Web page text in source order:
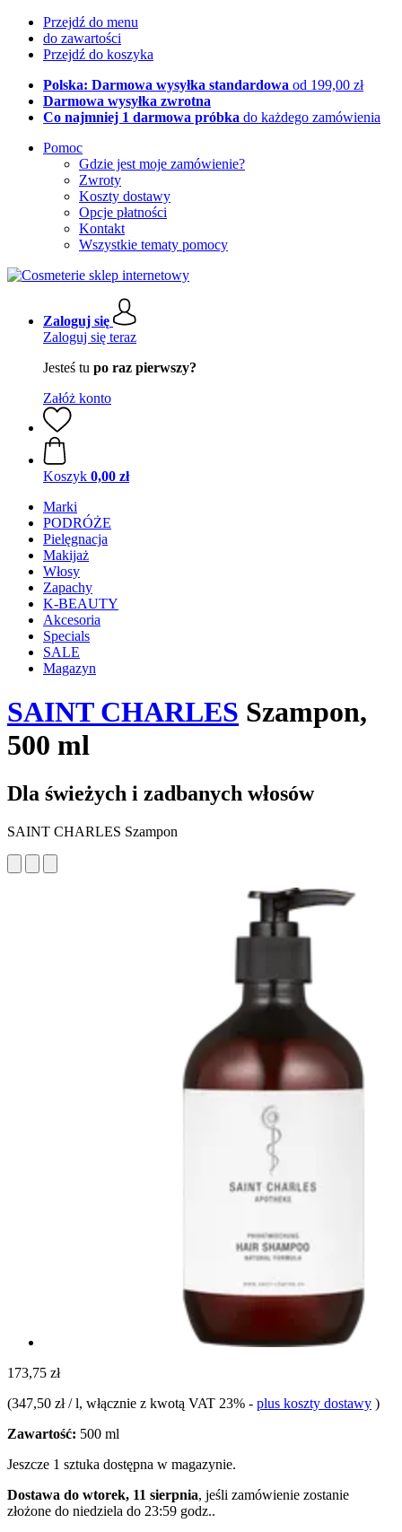
Przejdź do menu
do zawartości
Przejdź do koszyka
Polska: Darmowa wysyłka standardowa od 199,00 zł
Darmowa wysyłka zwrotna
Co najmniej 1 darmowa próbka do każdego zamówienia
Pomoc
Gdzie jest moje zamówienie?
Zwroty
Koszty dostawy
Opcje płatności
Kontakt
Wszystkie tematy pomocy
Zaloguj się
Zaloguj się teraz
Jesteś tu po raz pierwszy?
Załóż konto
Koszyk 0,00 zł
Marki
PODRÓŻE
Pielęgnacja
Makijaż
Włosy
Zapachy
K-BEAUTY
Akcesoria
Specials
SALE
Magazyn
SAINT CHARLES Szampon,
500 ml
Dla świeżych i zadbanych włosów
SAINT CHARLES Szampon
173,75 zł
(347,50 zł / l, włącznie z kwotą VAT 23% - plus koszty dostawy )
Zawartość: 500 ml
Jeszcze 1 sztuka dostępna w magazynie.
Dostawa do wtorek, 11 sierpnia, jeśli zamówienie zostanie
złożone do niedziela do 23:59 godz..